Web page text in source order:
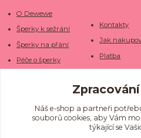
O Dewewe
Šperky k sežrání
Šperky na přání
Péče o šperky
Kamenné obchody
Fotogalerie
Kontakty
Jak
Platba
Doba dodání
Doprava
Obchodní
Ochrana
Náš e-shop a partneři
souborů cookies, aby Vám
týkající se